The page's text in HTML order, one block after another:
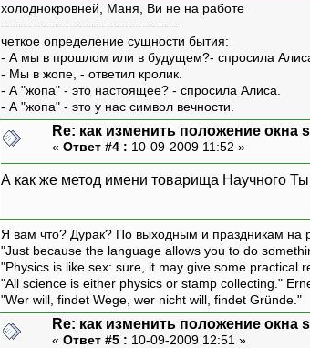
холоднокровней, Маня, Ви не на работе
---------------------------------------
четкое определение сущности бытия:
- А мы в прошлом или в будущем?- спросила
- Мы в жопе, - ответил кролик.
- А "жопа" - это настоящее? - спросила Алиса.
- А "жопа" - это у нас символ вечности.
Re: как изменить положение окна
« Ответ #4 : 10-09-2009 11:52 »
А как же метод имени товарища Научного
Я вам что? Дурак? По выходным и праздникам на
"Just because the language allows you to do
"Physics is like sex: sure, it may give some practical
"All science is either physics or stamp collecting."
"Wer will, findet Wege, wer nicht will, findet Gründe."
Re: как изменить положение окна
« Ответ #5 : 10-09-2009 12:51 »